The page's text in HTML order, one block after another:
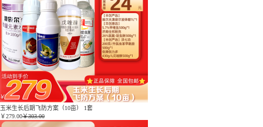
玉米生长后期飞防方案（10亩） 1套
￥279.00￥303.00